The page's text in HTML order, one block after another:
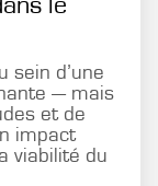
le
sein d’une
— mais
et de
impact
viabilité du